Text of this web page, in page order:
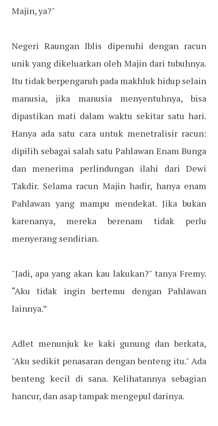
Majin, ya?"
Negeri Raungan Iblis dipenuhi dengan racun
unik yang dikeluarkan oleh Majin dari tubuhnya.
Itu tidak berpengaruh pada makhluk hidup selain
manusia, jika manusia menyentuhnya, bisa
dipastikan mati dalam waktu sekitar satu hari.
Hanya ada satu cara untuk menetralisir racun:
dipilih sebagai salah satu Pahlawan Enam Bunga
dan menerima perlindungan ilahi dari Dewi
Takdir. Selama racun Majin hadir, hanya enam
Pahlawan yang mampu mendekat. Jika bukan
karenanya, mereka berenam tidak perlu
menyerang sendirian.
"Jadi, apa yang akan kau lakukan?" tanya Fremy.
“Aku tidak ingin bertemu dengan Pahlawan
lainnya.”
Adlet menunjuk ke kaki gunung dan berkata,
"Aku sedikit penasaran dengan benteng itu." Ada
benteng kecil di sana. Kelihatannya sebagian
hancur, dan asap tampak mengepul darinya.